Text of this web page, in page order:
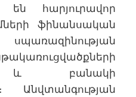
են հարյուրավոր
ֆինանսական
սպառազինության
և բանակի
Անվտանգության